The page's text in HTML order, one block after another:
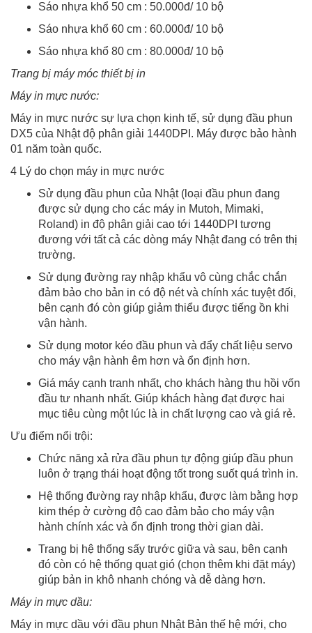
Sáo nhựa khổ 50 cm : 50.000đ/ 10 bộ
Sáo nhựa khổ 60 cm : 60.000đ/ 10 bộ
Sáo nhựa khổ 80 cm : 80.000đ/ 10 bộ
Trang bị máy móc thiết bị in
Máy in mực nước:
Máy in mực nước sự lựa chọn kinh tế, sử dụng đầu phun
DX5 của Nhật độ phân giải 1440DPI. Máy được bảo hành
01 năm toàn quốc.
4 Lý do chọn máy in mực nước
Sử dụng đầu phun của Nhật (loại đầu phun đang
được sử dụng cho các máy in Mutoh, Mimaki,
Roland) in độ phân giải cao tới 1440DPI tương
đương với tất cả các dòng máy Nhật đang có trên thị
trường.
Sử dụng đường ray nhập khẩu vô cùng chắc chắn
đảm bảo cho bản in có độ nét và chính xác tuyệt đối,
bên cạnh đó còn giúp giảm thiểu được tiếng ồn khi
vận hành.
Sử dụng motor kéo đầu phun và đẩy chất liệu servo
cho máy vận hành êm hơn và ổn định hơn.
Giá máy cạnh tranh nhất, cho khách hàng thu hồi vốn
đầu tư nhanh nhất. Giúp khách hàng đạt được hai
mục tiêu cùng một lúc là in chất lượng cao và giá rẻ.
Ưu điểm nổi trội:
Chức năng xả rửa đầu phun tự động giúp đầu phun
luôn ở trạng thái hoạt động tốt trong suốt quá trình in.
Hệ thống đường ray nhập khẩu, được làm bằng hợp
kim thép ở cường độ cao đảm bảo cho máy vận
hành chính xác và ổn định trong thời gian dài.
Trang bị hệ thống sấy trước giữa và sau, bên cạnh
đó còn có hệ thống quạt gió (chọn thêm khi đặt máy)
giúp bản in khô nhanh chóng và dễ dàng hơn.
Máy in mực dầu:
Máy in mực dầu với đầu phun Nhật Bản thế hệ mới, cho